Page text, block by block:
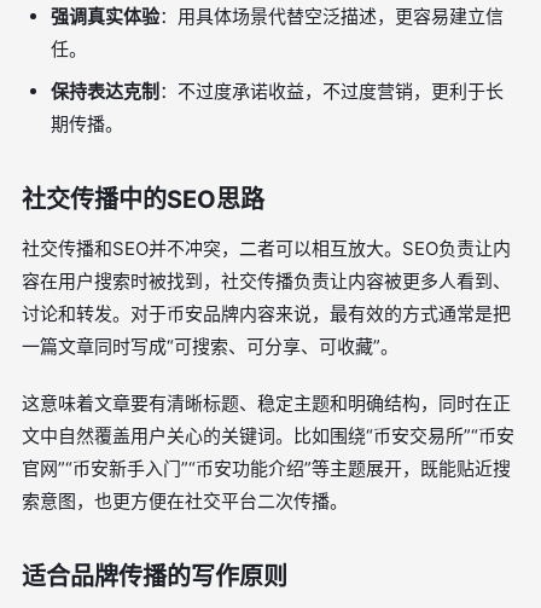
强调真实体验：用具体场景代替空泛描述，更容易建立信
任。
保持表达克制 ：不过度承诺收益，不过度营销，更利于长
期传播。
社交传播中的SEO思路
社交传播和SEO并不冲突，二者可以相互放大。SEO负责让内
容在用户搜索时被找到，社交传播负责让内容被更多人看到、
讨论和转发。对于币安品牌内容来说，最有效的方式通常是把
一篇文章同时写成“可搜索、可分享、可收藏”。
这意味着文章要有清晰标题、稳定主题和明确结构，同时在正
文中自然覆盖用户关心的关键词。比如围绕“币安交易所”“币安
官网”“币安新手入门”“币安功能介绍”等主题展开，既能贴近搜
索意图，也更方便在社交平台二次传播。
适合品牌传播的写作原则